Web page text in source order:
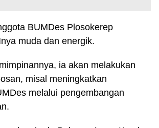
BUMDes Plosokerep
muda dan energik.
ia akan melakukan
misal meningkatkan
melalui pengembangan